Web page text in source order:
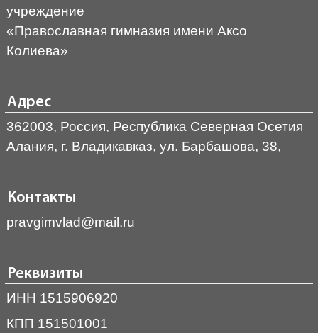
учреждение
«Православная гимназия имени Аксо
Колиева»
Адрес
362003, Россия, Республика Северная Осетия
Алания, г. Владикавказ, ул. Барбашова, 38,
Контакты
pravgimvlad@mail.ru
Реквизиты
ИНН 1515906920
КПП 151501001